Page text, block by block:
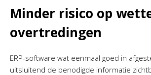
Minder risico op
overtredingen
ERP-software wat eenmaal goed in
uitsluitend de benodigde informatie